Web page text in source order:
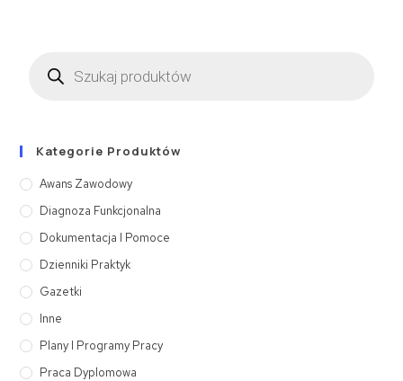
Kategorie Produktów
Awans Zawodowy
Diagnoza Funkcjonalna
Dokumentacja I Pomoce
Dzienniki Praktyk
Gazetki
Inne
Plany I Programy Pracy
Praca Dyplomowa